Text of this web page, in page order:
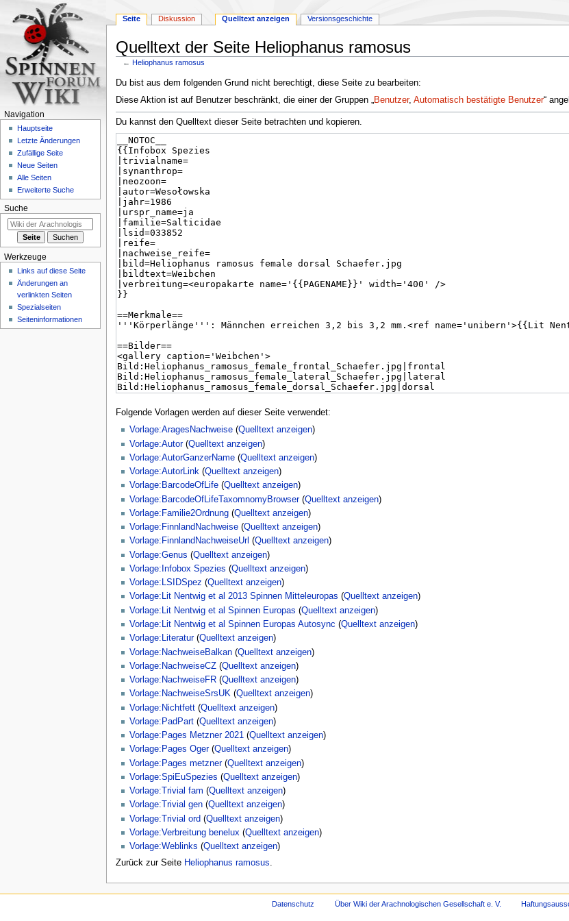
Quelltext der Seite Heliophanus ramosus
← Heliophanus ramosus
Zur
Navigation
Zur
Suche
Du bist aus dem folgenden Grund nicht berechtigt, diese Seite zu bearbeiten:
Diese Aktion ist auf Benutzer beschränkt, die einer der Gruppen „Benutzer, Automatisch bestätigte Benutzer“
Du kannst den Quelltext dieser Seite betrachten und kopieren.
Folgende Vorlagen werden auf dieser Seite verwendet:
Vorlage:AragesNachweise(Quelltext anzeigen)
Vorlage:Autor(Quelltext anzeigen)
Vorlage:AutorGanzerName(Quelltext anzeigen)
Vorlage:AutorLink(Quelltext anzeigen)
Vorlage:BarcodeOfLife(Quelltext anzeigen)
Vorlage:BarcodeOfLifeTaxomnomyBrowser(Quelltext anzeigen)
Vorlage:Familie2Ordnung(Quelltext anzeigen)
Vorlage:FinnlandNachweise(Quelltext anzeigen)
Vorlage:FinnlandNachweiseUrl (Quelltext anzeigen)
Vorlage:Genus (Quelltext anzeigen)
Vorlage:Infobox Spezies (Quelltext anzeigen)
Vorlage:LSIDSpez (Quelltext anzeigen)
Vorlage:Lit Nentwig et al 2013 Spinnen Mitteleuropas (Quelltext anzeigen)
Vorlage:Lit Nentwig et al Spinnen Europas (Quelltext anzeigen)
Vorlage:Lit Nentwig et al Spinnen Europas Autosync (Quelltext anzeigen)
Vorlage:Literatur(Quelltext anzeigen)
Vorlage:NachweiseBalkan(Quelltext anzeigen)
Vorlage:NachweiseCZ(Quelltext anzeigen)
Vorlage:NachweiseFR(Quelltext anzeigen)
Vorlage:NachweiseSrsUK(Quelltext anzeigen)
Vorlage:Nichtfett(Quelltext anzeigen)
Vorlage:PadPart(Quelltext anzeigen)
Vorlage:Pages Metzner 2021(Quelltext anzeigen)
Vorlage:Pages Oger(Quelltext anzeigen)
Vorlage:Pages metzner(Quelltext anzeigen)
Vorlage:SpiEuSpezies (Quelltext anzeigen)
Vorlage:Trivial fam (Quelltext anzeigen)
Vorlage:Trivial gen(Quelltext anzeigen)
Vorlage:Trivial ord (Quelltext anzeigen)
Vorlage:Verbreitung benelux(Quelltext anzeigen)
Vorlage:Weblinks (Quelltext anzeigen)
Zurück zur Seite Heliophanus ramosus.
Seite Diskussion Quelltext anzeigen Versionsgeschichte
Navigation
Hauptseite
Letzte Änderungen
Zufällige Seite
Neue Seiten
Alle Seiten
Erweiterte Suche
Suche
Werkzeuge
Links auf diese Seite
Änderungen an
verlinkten Seiten
Spezialseiten
Seiten­­informationen
Datenschutz Über Wiki der Arachnologischen Gesellschaft e. V.